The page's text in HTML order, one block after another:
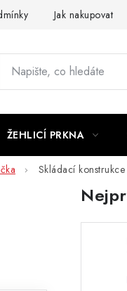
Jak nakupovat
ŽEHLICÍ PRKNA
Skládací konstrukce